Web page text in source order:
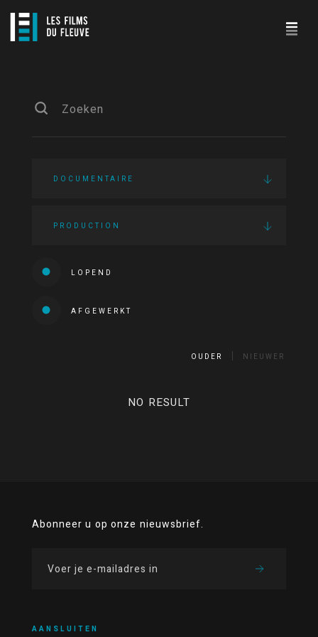
DOCUMENTAIRE
PRODUCTION
LOPEND
AFGEWERKT
OUDER NIEUWER
NO RESULT
Abonneer u op onze nieuwsbrief.
AANSLUITEN